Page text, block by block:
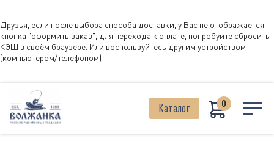
"
Друзья, если после выбора способа доставки, у Вас не отображается
кнопка "оформить заказ", для перехода к оплате, попробуйте сбросить
КЭШ в своём браузере. Или воспользуйтесь другим устройством
(компьютером/телефоном)
"
Каталог 0